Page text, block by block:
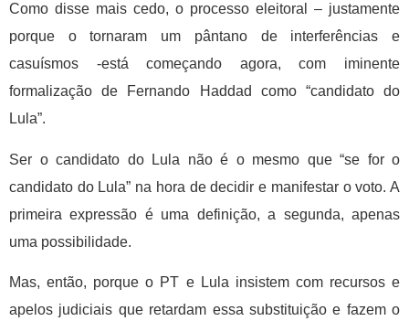
Como disse mais cedo, o processo eleitoral – justamente
porque o tornaram um pântano de interferências e
casuísmos -está começando agora, com iminente
formalização de Fernando Haddad como “candidato do
Lula”.
Ser o candidato do Lula não é o mesmo que “se for o
candidato do Lula” na hora de decidir e manifestar o voto. A
primeira expressão é uma definição, a segunda, apenas
uma possibilidade.
Mas, então, porque o PT e Lula insistem com recursos e
apelos judiciais que retardam essa substituição e fazem o